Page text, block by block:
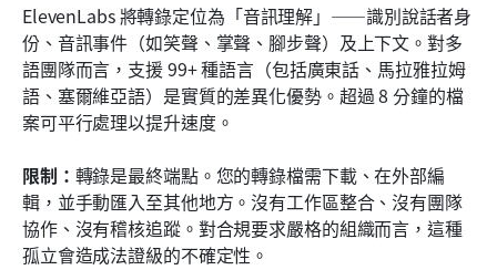
ElevenLabs 將轉錄定位為「音訊理解」——識別說話者身
份、音訊事件（如笑聲、掌聲、腳步聲）及上下文。對多
語團隊而言，支援 99+ 種語言（包括廣東話、馬拉雅拉姆
語、塞爾維亞語）是實質的差異化優勢。超過 8 分鐘的檔
案可平行處理以提升速度。
限制： 轉錄是最終端點。您的轉錄檔需下載、在外部編
輯，並手動匯入至其他地方。沒有工作區整合、沒有團隊
協作、沒有稽核追蹤。對合規要求嚴格的組織而言，這種
孤立會造成法證級的不確定性。